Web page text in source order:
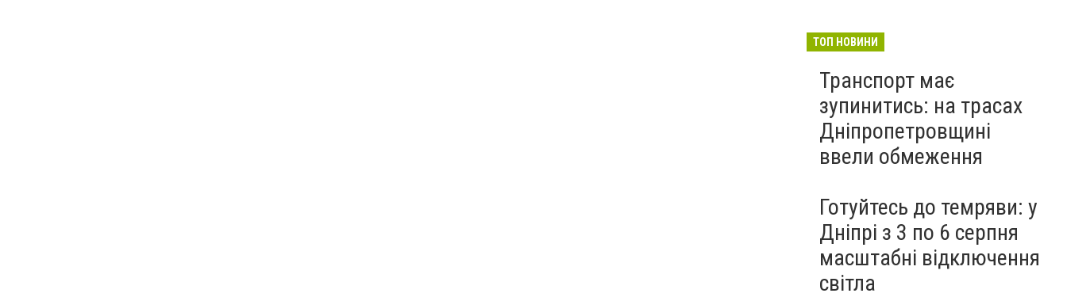
ТОП НОВИНИ
Транспорт має
зупинитись: на трасах
Дніпропетровщині
ввели обмеження
Готуйтесь до темряви: у
Дніпрі з 3 по 6 серпня
масштабні відключення
світла